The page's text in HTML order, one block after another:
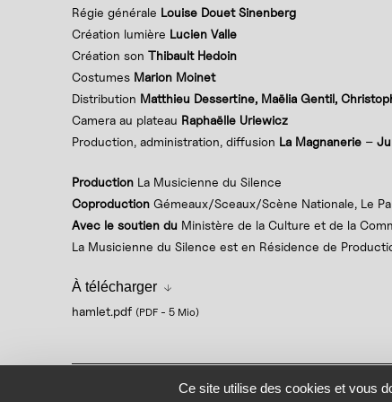
Ce site utilise des cookies et vous
Régie générale Louise Douet Sinenberg
Création lumière Lucien Valle
Création son Thibault Hedoin
Costumes Marion Moinet
Distribution Matthieu Dessertine, Maëlia Gentil,
Camera au plateau Raphaëlle Uriewicz
Production, administration, diffusion La Magnanerie –
Production La Musicienne du Silence
Coproduction Gémeaux/Sceaux/Scène Nationale, Le
Avec le soutien du Ministère de la Culture et de la
La Musicienne du Silence est en Résidence de
À télécharger
hamlet.pdf (PDF - 5 Mio)
Mentions légales Politique de confidentialité Plan